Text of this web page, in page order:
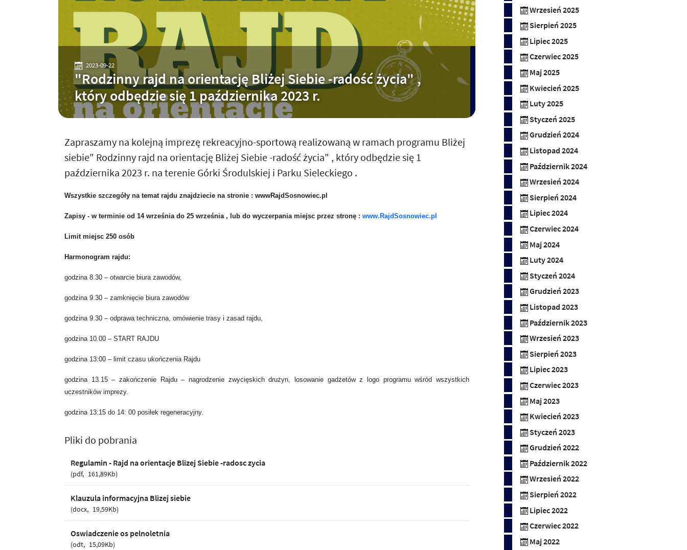
2023-09-22
"Rodzinny rajd na orientację Bliżej Siebie -radość życia" ,
który odbędzie się 1 października 2023 r.
Zapraszamy na kolejną imprezę rekreacyjno-sportową realizowaną w ramach programu Bliżej
siebie" Rodzinny rajd na orientację Bliżej Siebie -radość życia" , który odbędzie się 1
października 2023 r. na terenie Górki Środulskiej i Parku Sieleckiego .
Wszystkie szczegóły na temat rajdu znajdziecie na stronie : wwwRajdSosnowiec.pl
Zapisy - w terminie od 14 września do 25 września , lub do wyczerpania miejsc przez stronę : www.RajdSosnowiec.pl
Limit miejsc 250 osób
Harmonogram rajdu:
godzina 8.30 – otwarcie biura zawodów,
godzina 9.30 – zamknięcie biura zawodów
godzina 9.30 – odprawa techniczna, omówienie trasy i zasad rajdu,
godzina 10.00 – START RAJDU
godzina 13:00 – limit czasu ukończenia Rajdu
godzina 13.15 – zakończenie Rajdu – nagrodzenie zwycięskich drużyn, losowanie gadżetów z logo programu wśród wszystkich
uczestników imprezy.
godzina 13:15 do 14: 00 posiłek regeneracyjny.
Pliki do pobrania
Regulamin - Rajd na orientacje Blizej Siebie -radosc zycia
pdf 161,89Kb
Klauzula informacyjna Blizej siebie
docx 19,59Kb
Oswiadczenie os pelnoletnia
odt 15,09Kb
Wrzesień 2025
Sierpień 2025
Lipiec 2025
Czerwiec 2025
Maj 2025
Kwiecień 2025
Luty 2025
Styczeń 2025
Grudzień 2024
Listopad 2024
Październik 2024
Wrzesień 2024
Sierpień 2024
Lipiec 2024
Czerwiec 2024
Maj 2024
Luty 2024
Styczeń 2024
Grudzień 2023
Listopad 2023
Październik 2023
Wrzesień 2023
Sierpień 2023
Lipiec 2023
Czerwiec 2023
Maj 2023
Kwiecień 2023
Styczeń 2023
Grudzień 2022
Październik 2022
Wrzesień 2022
Sierpień 2022
Lipiec 2022
Czerwiec 2022
Maj 2022